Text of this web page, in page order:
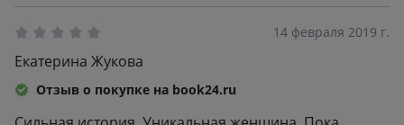
14 февраля 2019 г.
Екатерина Жукова
Отзыв о покупке на book24.ru